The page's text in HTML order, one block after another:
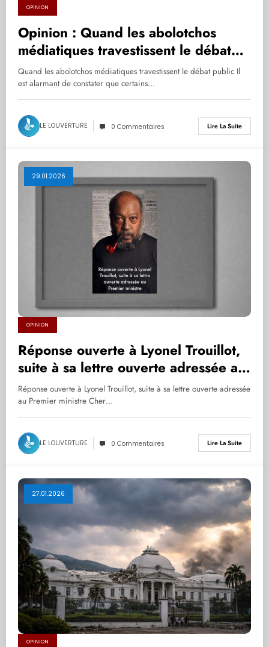
OPINION
Opinion : Quand les abolotchos
médiatiques travestissent le débat
public
Quand les abolotchos médiatiques travestissent le débat public Il
est alarmant de constater que certains…
LE LOUVERTURE 0 Commentaires Lire La Suite
29.01.2026
OPINION
Réponse ouverte à Lyonel Trouillot,
suite à sa lettre ouverte adressée au
Premier ministre
Réponse ouverte à Lyonel Trouillot, suite à sa lettre ouverte adressée
au Premier ministre Cher…
LE LOUVERTURE 0 Commentaires Lire La Suite
27.01.2026
OPINION